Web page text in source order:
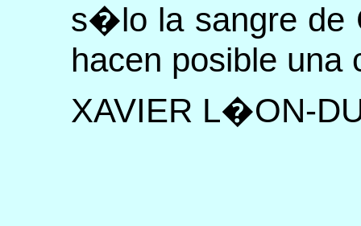
s�lo la sangre de
hacen posible una
XAVIER L�ON-